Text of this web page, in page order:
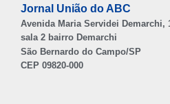
Jornal União do ABC
Avenida Maria Servidei Demarchi,
sala 2 bairro Demarchi
São Bernardo do Campo/SP
CEP 09820-000